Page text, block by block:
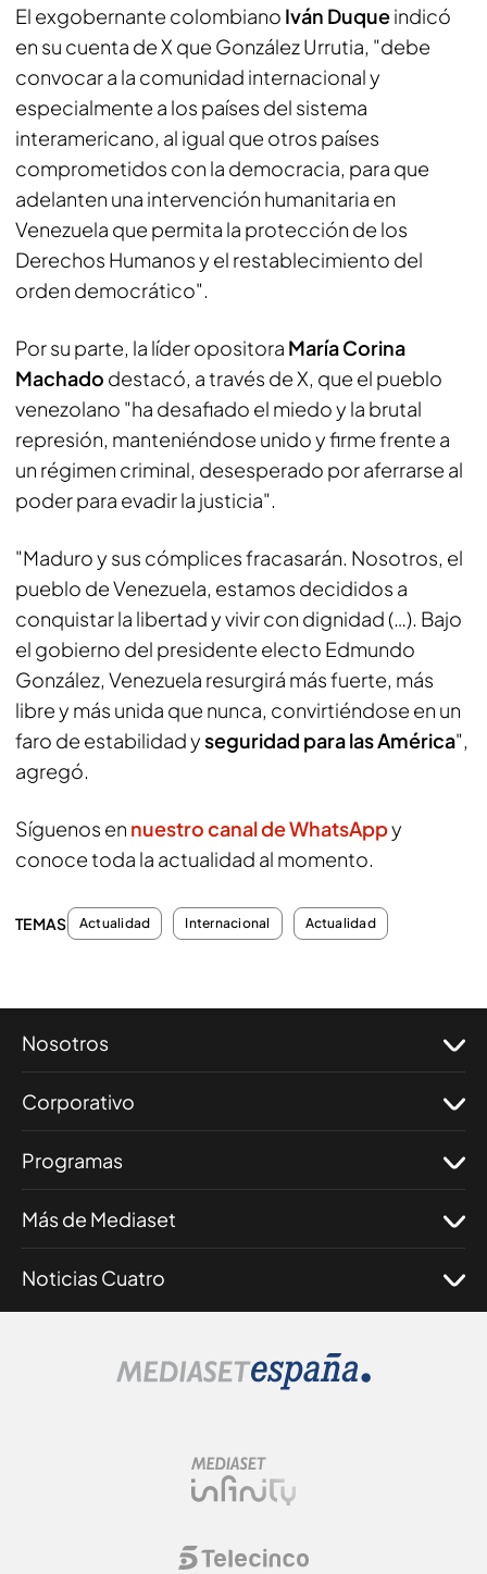
El exgobernante colombiano Iván Duqueindicó
en su cuenta de X que González Urrutia, "debe
convocar a la comunidad internacional y
especialmente a los países del sistema
interamericano, al igual que otros países
comprometidos con la democracia, para que
adelanten una intervención humanitaria en
Venezuela que permita la protección de los
Derechos Humanos y el restablecimiento del
orden democrático".
Por su parte, la líder opositora María Corina
Machado destacó, a través de X, que el pueblo
venezolano "ha desafiado el miedo y la brutal
represión, manteniéndose unido y firme frente a
un régimen criminal, desesperado por aferrarse al
poder para evadir la justicia".
"Maduro y sus cómplices fracasarán. Nosotros, el
pueblo de Venezuela, estamos decididos a
conquistar la libertad y vivir con dignidad (…). Bajo
el gobierno del presidente electo Edmundo
González, Venezuela resurgirá más fuerte, más
libre y más unida que nunca, convirtiéndose en un
faro de estabilidad yseguridad para las América",
agregó.
Síguenos en nuestro canal de WhatsAppy
conoce toda la actualidad al momento.
TEMAS Actualidad Internacional Actualidad
Nosotros
Corporativo
Programas
Más de Mediaset
Noticias Cuatro